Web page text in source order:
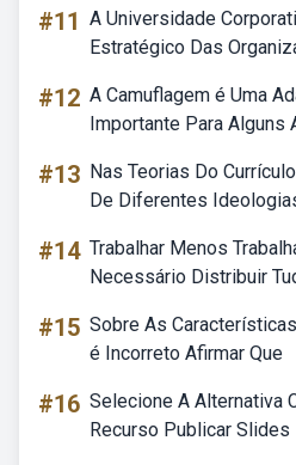
#11 A Universidade
Estratégico Das
#12 A Camuflagem é Uma
Importante Para Alguns
#13 Nas Teorias Do
De Diferentes
#14 Trabalhar Menos
Necessário Distribuir
#15 Sobre As
é Incorreto Afirmar Que
#16 Selecione A Alternativa
Recurso Publicar Slides